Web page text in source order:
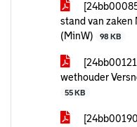
stand van zaken
(MinW)
98 KB
wethouder
55 KB